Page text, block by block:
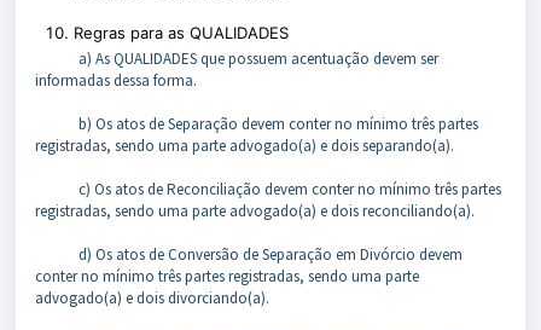
Regras para as QUALIDADES
a) As QUALIDADES que possuem acentuação devem ser
informadas dessa forma.
b) Os atos de Separação devem conter no mínimo três partes
registradas, sendo uma parte advogado(a) e dois separando(a).
c) Os atos de Reconciliação devem conter no mínimo três partes
registradas, sendo uma parte advogado(a) e dois reconciliando(a).
d) Os atos de Conversão de Separação em Divórcio devem
conter no mínimo três partes registradas, sendo uma parte
advogado(a) e dois divorciando(a).